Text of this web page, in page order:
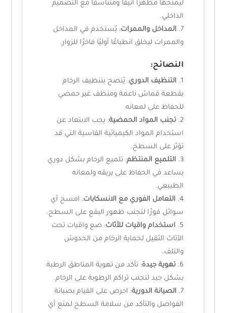
ليمنحها مظهرًا أنيقًا ومتناسقًا مع التصميم
الداخلي.
المداخل والممرات: يُستخدم في المداخل
والممرات ليخلق انطباعًا أوليًا فاخرًا للزوار.
النصائح:
التنظيف الدوري: يُنصح بتنظيف الرخام
بقطعة قماش ناعمة ومنظف غير حمضي
للحفاظ على لمعانه.
تجنب المواد الحمضية: يجب الابتعاد عن
استخدام المواد الكيميائية القاسية التي قد
تؤثر على السطح.
التلميع المنتظم: تلميع الرخام بشكل دوري
يساعد في الحفاظ على بريقه ولمعانه
الطبيعي.
التعامل الفوري مع الانسكابات: امسح أي
سوائل فورًا لتجنب ظهور البقع على السطح.
استخدام واقيات للأثاث: ضع واقيات تحت
الأثاث الثقيل لحماية الرخام من الخدوش
والتلف.
تهوية جيدة: تأكد من تهوية المناطق الرطبة
بشكل جيد لتجنب تراكم الرطوبة على الرخام.
الصيانة الدورية: احرص على القيام بصيانة
الفواصل والتأكد من سلامة السطح لمنع أي